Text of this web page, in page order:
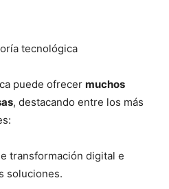
puede ofrecer muchos
, destacando entre los más
transformación digital e
soluciones.